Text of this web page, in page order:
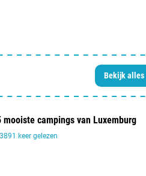
Bekijk alles
mooiste campings van Luxemburg
keer gelezen